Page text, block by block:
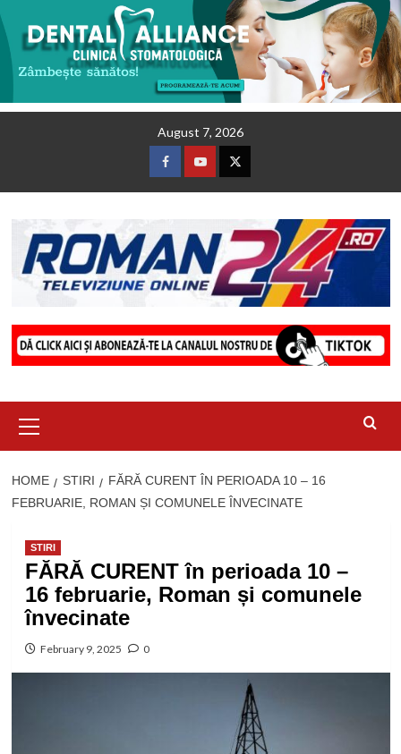
August 7, 2026
FacebookYoutubeTwitter
Menu
HOME STIRI
FĂRĂ CURENT ÎN PERIOADA 10 – 16
FEBRUARIE, ROMAN ȘI COMUNELE ÎNVECINATE
STIRI
FĂRĂ CURENT în perioada 10 –
16 februarie, Roman și comunele
învecinate
February 9, 2025 0